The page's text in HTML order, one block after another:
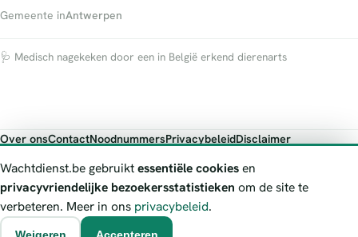
Gemeente inAntwerpen
🩺 Medisch nagekeken door een in België erkend dierenarts
Over onsContactNoodnummersPrivacybeleidDisclaimer
Wachtdienst.be toont publieke wachtdienst-informatie ter oriëntatie.
Bij levensgevaar bel je altijd 112. Controleer altijd de actuele
wachtregeling bij de vermelde officiële bron.
Wachtdienst.be gebruiktessentiële cookiesen
privacyvriendelijke bezoekersstatistieken om de site te
verbeteren. Meer in ons privacybeleid.
Weigeren Accepteren